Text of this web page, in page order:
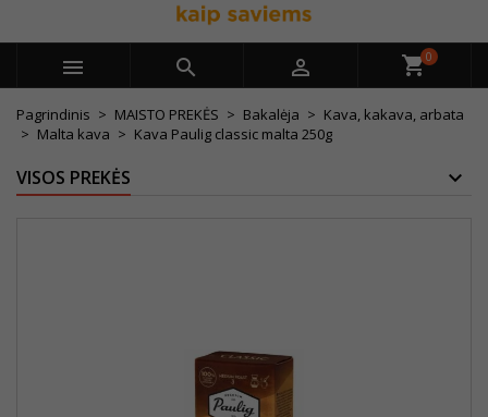
   0
Pagrindinis MAISTO PREKĖS Bakalėja
Kava, kakava, arbata
Malta kava
Kava Paulig classic malta 250g
VISOS PREKĖS